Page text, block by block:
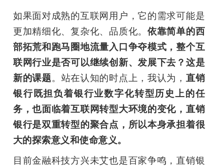
如果面对成熟的互联网用户，它的需求可能是
更加精细化、复杂化、品质化。依靠简单的西
部拓荒和跑马圈地流量入口争夺模式，整个互
联网行业是否可以继续创新、发展下去？这是
新的课题。站在认知的时点上，我认为， 直销
银行既担负着银行业数字化转型历史上的任
务，也面临着互联网转型大环境的变化，直销
银行是双重转型的聚合点，所以本身承担着很
大的探索意义和使命意义。
目前金融科技方兴未艾也是百家争鸣，直销银